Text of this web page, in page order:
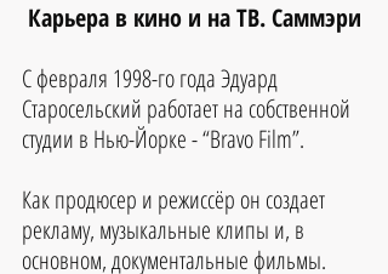
Карьера в кино и на ТВ. Саммэри
С февраля 1998-го года Эдуард
Старосельский работает на собственной
студии в Нью-Йорке - “Bravo Film”.
Как продюсер и режиссёр он создает
рекламу, музыкальные клипы и, в
основном, документальные фильмы.